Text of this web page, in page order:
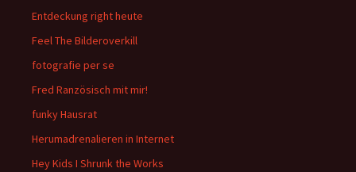
Entdeckung right heute
Feel The Bilderoverkill
fotografie per se
Fred Ranzösisch mit mir!
funky Hausrat
Herumadrenalieren in Internet
Hey Kids I Shrunk the Works